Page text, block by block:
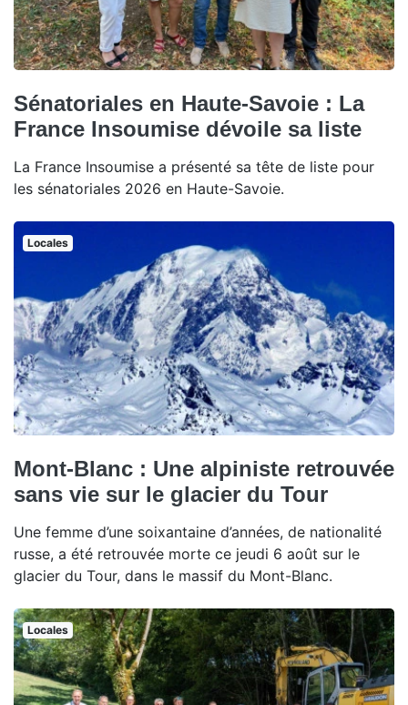
Sénatoriales en Haute-Savoie : La
France Insoumise dévoile sa liste
La France Insoumise a présenté sa tête de liste pour
les sénatoriales 2026 en Haute-Savoie.
Locales
Mont-Blanc : Une alpiniste retrouvée
sans vie sur le glacier du Tour
Une femme d’une soixantaine d’années, de nationalité
russe, a été retrouvée morte ce jeudi 6 août sur le
glacier du Tour, dans le massif du Mont-Blanc.
Locales